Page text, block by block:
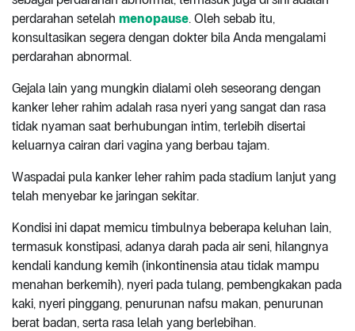
perdarahan setelah menopause. Oleh sebab itu,
konsultasikan segera dengan dokter bila Anda mengalami
perdarahan abnormal.
Gejala lain yang mungkin dialami oleh seseorang dengan
kanker leher rahim adalah rasa nyeri yang sangat dan rasa
tidak nyaman saat berhubungan intim, terlebih disertai
keluarnya cairan dari vagina yang berbau tajam.
Waspadai pula kanker leher rahim pada stadium lanjut yang
telah menyebar ke jaringan sekitar.
Kondisi ini dapat memicu timbulnya beberapa keluhan lain,
termasuk konstipasi, adanya darah pada air seni, hilangnya
kendali kandung kemih (inkontinensia atau tidak mampu
menahan berkemih), nyeri pada tulang, pembengkakan pada
kaki, nyeri pinggang, penurunan nafsu makan, penurunan
berat badan, serta rasa lelah yang berlebihan.